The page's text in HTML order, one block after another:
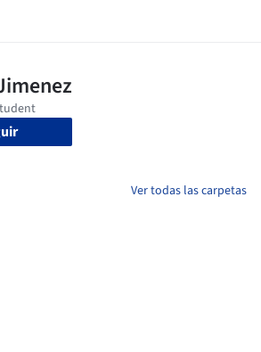
Ver todas las carpetas